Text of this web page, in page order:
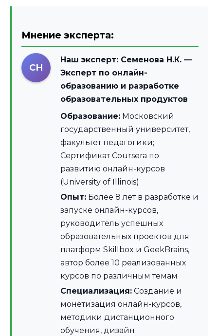
Мнение эксперта:
СН
Наш эксперт: Семенова Н.К. —
Эксперт по онлайн-
образованию и разработке
образовательных продуктов
Образование: Московский
государственный университет,
факультет педагогики;
Сертификат Coursera по
развитию онлайн-курсов
(University of Illinois)
Опыт: Более 8 лет в разработке и
запуске онлайн-курсов,
руководитель успешных
образовательных проектов для
платформ Skillbox и GeekBrains,
автор более 10 реализованных
курсов по различным темам
Специализация: Создание и
монетизация онлайн-курсов,
методики дистанционного
обучения, дизайн